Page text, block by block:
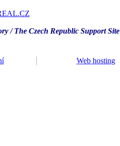
/ The Czech Republic Support Site
Web hosting